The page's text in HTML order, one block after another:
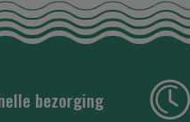
bezorging